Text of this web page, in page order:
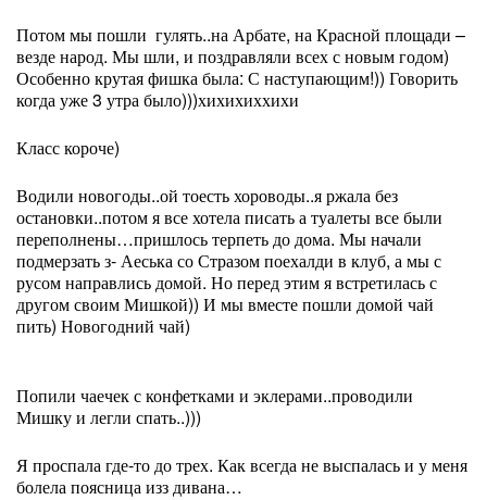
Потом мы пошли гулять..на Арбате, на Красной площади –
везде народ. Мы шли, и поздравляли всех с новым годом)
Особенно крутая фишка была: С наступающим!)) Говорить
когда уже 3 утра было)))хихихиххихи
Класс короче)
Водили новогоды..ой тоесть хороводы..я ржала без
остановки..потом я все хотела писать а туалеты все были
переполнены…пришлось терпеть до дома. Мы начали
подмерзать з- Аеська со Стразом поехалди в клуб, а мы с
русом направлись домой. Но перед этим я встретилась с
другом своим Мишкой)) И мы вместе пошли домой чай
пить) Новогодний чай)
Попили чаечек с конфетками и эклерами..проводили
Мишку и легли спать..)))
Я проспала где-то до трех. Как всегда не выспалась и у меня
болела поясница изз дивана…